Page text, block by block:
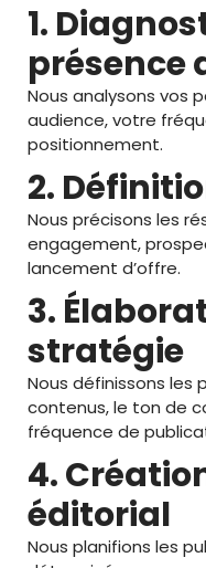
1.
présence
Nous analysons vos
audience, votre
positionnement.
2.
Nous précisons les
engagement,
lancement d’offre.
3.
stratégie
Nous définissons les
contenus, le ton de
fréquence de
4.
éditorial
Nous planifions les